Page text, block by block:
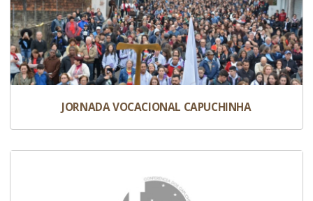
JORNADA VOCACIONAL CAPUCHINHA